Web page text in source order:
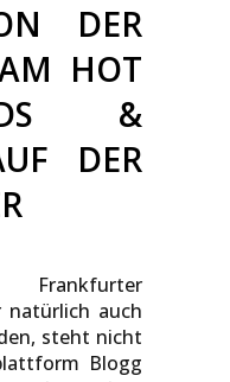
DER
HOT
&
DER
natürlich auch
steht nicht
Blogg